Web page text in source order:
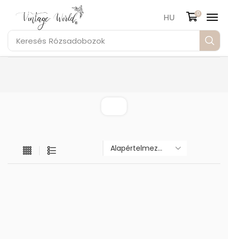
Keresés Rózsadobozok
HU 0